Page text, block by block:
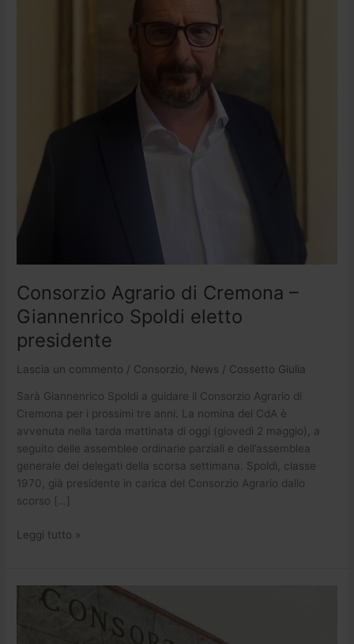
Consorzio Agrario di Cremona –
Giannenrico Spoldi eletto
presidente
Lascia un commento / Consorzio News / Cossetto Giulia
Sarà Giannenrico Spoldi a guidare il Consorzio Agrario di
Cremona per i prossimi tre anni. La nomina del CdA è
avvenuta nella tarda mattinata di oggi (giovedì 2 maggio), a
seguito delle assemblee ordinarie parziali e dell’assemblea
generale dei delegati della scorsa settimana. Spoldi, classe
1970, già presidente in carica del Consorzio Agrario dallo
scorso […]
Leggi tutto »
Consorzio
Agrario